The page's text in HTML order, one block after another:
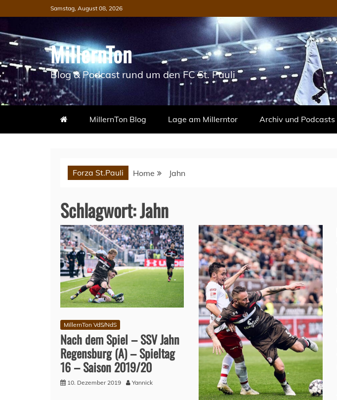
to
content
Samstag, August 08, 2026
MillernTon
Blog & Podcast rund um den FC St. Pauli
MillernTon Blog Lage am Millerntor Archiv und Podcasts
Forza St.Pauli Home Jahn
Schlagwort:Jahn
MillernTon VdS/NdS
Nach dem Spiel – SSV Jahn
Regensburg (A) – Spieltag
16 – Saison 2019/20
10. Dezember 2019 Yannick